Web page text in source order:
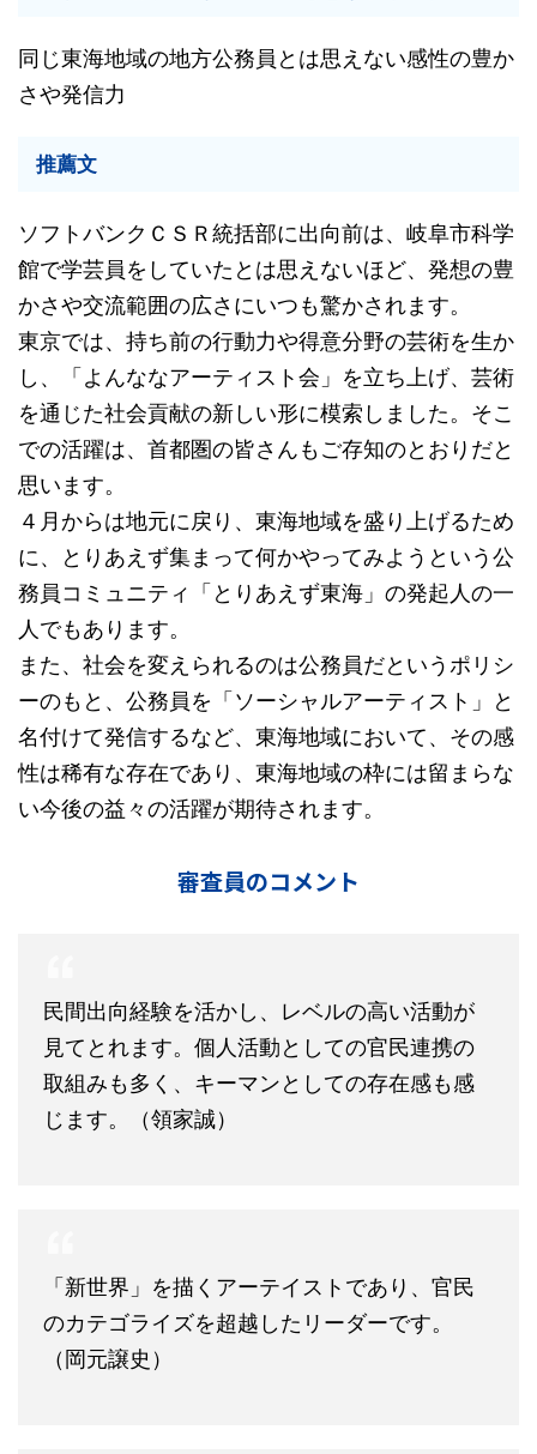
同じ東海地域の地方公務員とは思えない感性の豊か
さや発信力
推薦文
ソフトバンクＣＳＲ統括部に出向前は、岐阜市科学
館で学芸員をしていたとは思えないほど、発想の豊
かさや交流範囲の広さにいつも驚かされます。
東京では、持ち前の行動力や得意分野の芸術を生か
し、「よんななアーティスト会」を立ち上げ、芸術
を通じた社会貢献の新しい形に模索しました。そこ
での活躍は、首都圏の皆さんもご存知のとおりだと
思います。
４月からは地元に戻り、東海地域を盛り上げるため
に、とりあえず集まって何かやってみようという公
務員コミュニティ「とりあえず東海」の発起人の一
人でもあります。
また、社会を変えられるのは公務員だというポリシ
ーのもと、公務員を「ソーシャルアーティスト」と
名付けて発信するなど、東海地域において、その感
性は稀有な存在であり、東海地域の枠には留まらな
い今後の益々の活躍が期待されます。
審査員のコメント
民間出向経験を活かし、レベルの高い活動が
見てとれます。個人活動としての官民連携の
取組みも多く、キーマンとしての存在感も感
じます。（領家誠）
「新世界」を描くアーテイストであり、官民
のカテゴライズを超越したリーダーです。
（岡元譲史）